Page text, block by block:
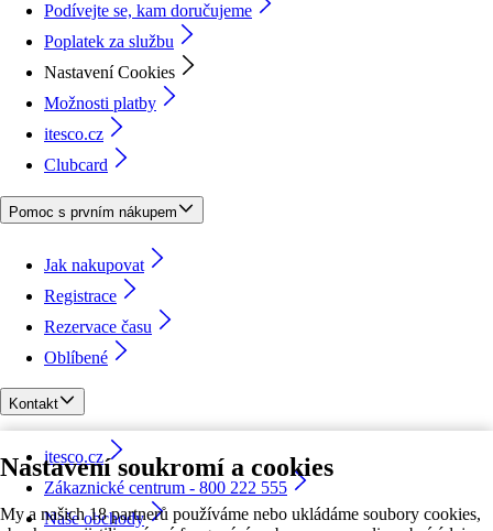
Nastavení soukromí a cookies
My a našich 18 partnerů používáme nebo ukládáme soubory cookies,
Podívejte se, kam doručujeme
Poplatek za službu
Nastavení Cookies
Možnosti platby
itesco.cz
Clubcard
Pomoc s prvním nákupem
Jak nakupovat
Registrace
Rezervace času
Oblíbené
Kontakt
itesco.cz
Zákaznické centrum - 800 222 555
Naše obchody